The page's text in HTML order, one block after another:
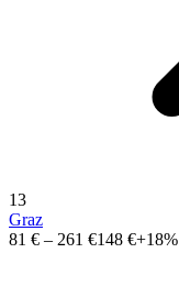
13
Graz
81 € – 261 €148 €+18%